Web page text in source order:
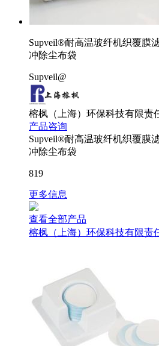
Supveil®耐高温玻纤机织覆膜
冲除尘布袋
Supveil@
榕枫（上海）环保科技有限责
产品咨询
Supveil®耐高温玻纤机织覆膜
冲除尘布袋
819
更多信息
查看全部产品
榕枫（上海）环保科技有限责